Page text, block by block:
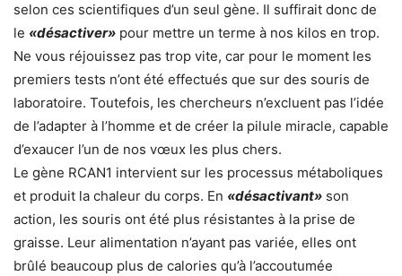
selon ces scientifiques d’un seul gène. Il suffirait donc de
le «désactiver» pour mettre un terme à nos kilos en trop.
Ne vous réjouissez pas trop vite, car pour le moment les
premiers tests n’ont été effectués que sur des souris de
laboratoire. Toutefois, les chercheurs n’excluent pas l’idée
de l’adapter à l’homme et de créer la pilule miracle, capable
d’exaucer l’un de nos vœux les plus chers.
Le gène RCAN1 intervient sur les processus métaboliques
et produit la chaleur du corps. En «désactivant» son
action, les souris ont été plus résistantes à la prise de
graisse. Leur alimentation n’ayant pas variée, elles ont
brûlé beaucoup plus de calories qu’à l’accoutumée